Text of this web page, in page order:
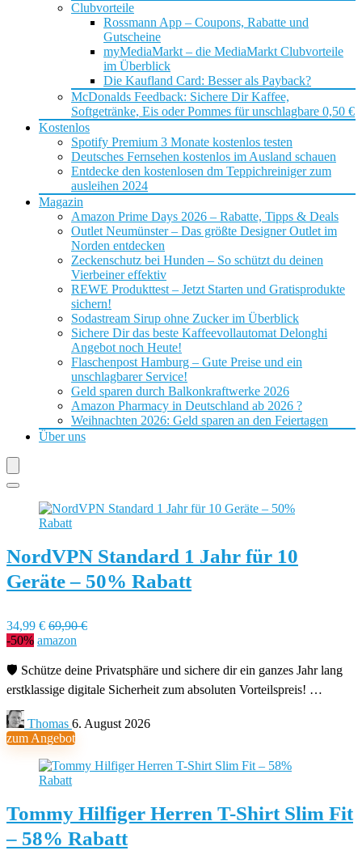
Clubvorteile
Rossmann App – Coupons, Rabatte und
Gutscheine
myMediaMarkt – die MediaMarkt Clubvorteile
im Überblick
Die Kaufland Card: Besser als Payback?
McDonalds Feedback: Sichere Dir Kaffee,
Softgetränke, Eis oder Pommes für unschlagbare 0,50 €
Kostenlos
Spotify Premium 3 Monate kostenlos testen
Deutsches Fernsehen kostenlos im Ausland schauen
Entdecke den kostenlosen dm Teppichreiniger zum
ausleihen 2024
Magazin
Amazon Prime Days 2026 – Rabatte, Tipps & Deals
Outlet Neumünster – Das größte Designer Outlet im
Norden entdecken
Zeckenschutz bei Hunden – So schützt du deinen
Vierbeiner effektiv
REWE Produkttest – Jetzt Starten und Gratisprodukte
sichern!
Sodastream Sirup ohne Zucker im Überblick
Sichere Dir das beste Kaffeevollautomat Delonghi
Angebot noch Heute!
Flaschenpost Hamburg – Gute Preise und ein
unschlagbarer Service!
Geld sparen durch Balkonkraftwerke 2026
Amazon Pharmacy in Deutschland ab 2026 ?
Weihnachten 2026: Geld sparen an den Feiertagen
Über uns
NordVPN Standard 1 Jahr für 10
Geräte – 50% Rabatt
34,99 € 69,90 €
-50% amazon
🛡️ Schütze deine Privatsphäre und sichere dir ein ganzes Jahr lang
erstklassige digitale Sicherheit zum absoluten Vorteilspreis! …
Thomas 6. August 2026
zum Angebot
Tommy Hilfiger Herren T-Shirt Slim Fit
– 58% Rabatt